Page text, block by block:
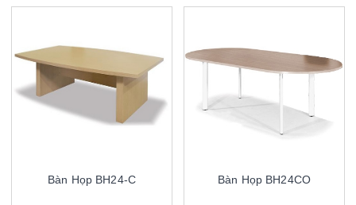
Bàn Họp BH24-C Bàn Họp BH24CO